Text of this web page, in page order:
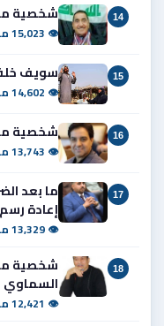
14 شخصية
👁 15,023 مشاهدة
15 سويف
👁 14,602 مشاهدة
16 شخصية
👁 13,743 مشاهدة
17
ما بعد
إعادة
👁 13,329 مشاهدة
18
شخصية
السماوي
👁 12,421 مشاهدة